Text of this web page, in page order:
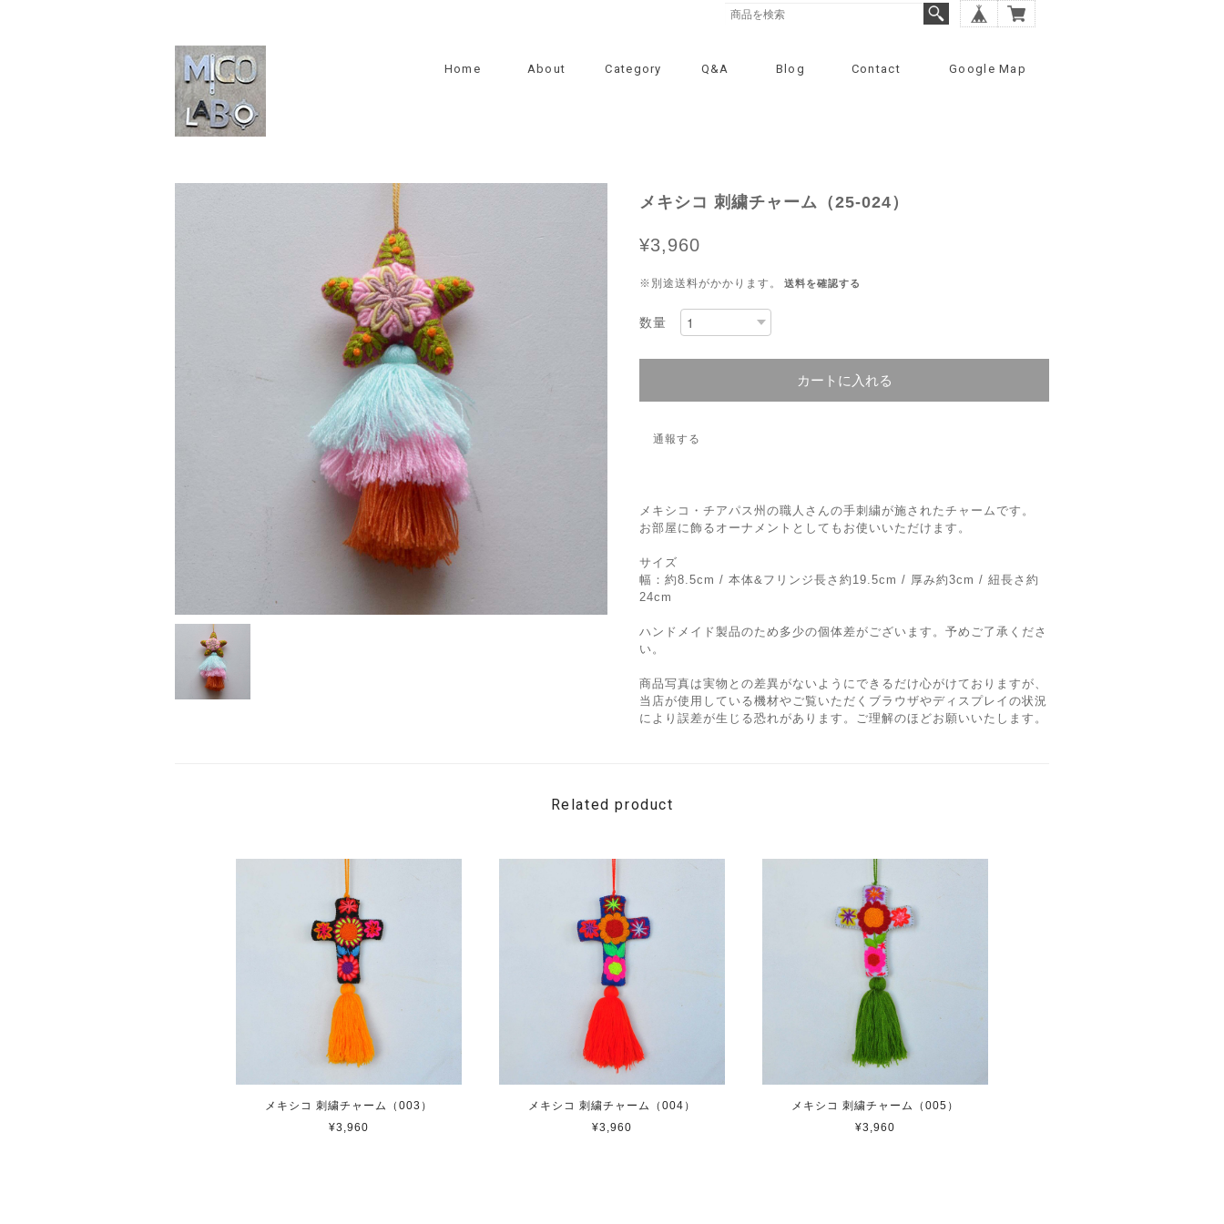
Home About Category Q&A Blog Contact Google Map
メキシコ 刺繍チャーム（25-024）
¥3,960
※別途送料がかかります。 送料を確認する
数量
カートに入れる
通報する
メキシコ・チアパス州の職人さんの手刺繍が施されたチャームです。
お部屋に飾るオーナメントとしてもお使いいただけます。
サイズ
幅：約8.5cm / 本体&フリンジ長さ約19.5cm / 厚み約3cm / 紐長さ約
24cm
ハンドメイド製品のため多少の個体差がございます。予めご了承くださ
い。
商品写真は実物との差異がないようにできるだけ心がけておりますが、
当店が使用している機材やご覧いただくブラウザやディスプレイの状況
により誤差が生じる恐れがあります。ご理解のほどお願いいたします。
Related product
メキシコ 刺繍チャーム（003）
¥3,960
メキシコ 刺繍チャーム（004）
¥3,960
メキシコ 刺繍チャーム（005）
¥3,960